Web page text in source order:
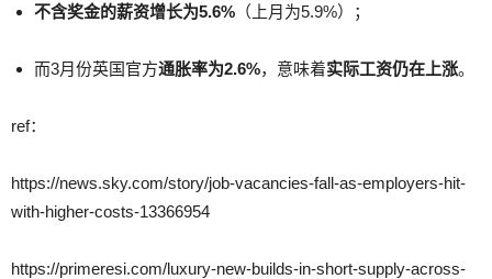
不含奖金的薪资增长为5.6% （上月为5.9%）；
而3月份英国官方通胀率为2.6%，意味着实际工资仍在上涨。
ref：
https://news.sky.com/story/job-vacancies-fall-as-employers-hit-
with-higher-costs-13366954
https://primeresi.com/luxury-new-builds-in-short-supply-across-